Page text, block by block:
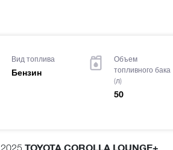
Вид топлива
Бензин
Объем
топливного бака
(л)
50
2025 TOYOTA COROLLA LOUNGE+